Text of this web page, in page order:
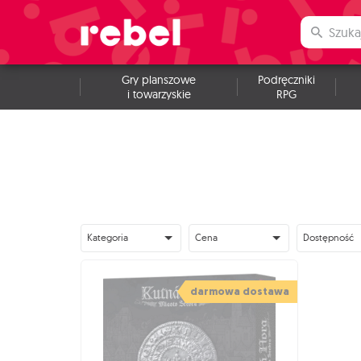
Gry planszowe
i towarzyskie
Podręczniki
RPG
Kategoria Cena Dostępność
darmowa dostawa